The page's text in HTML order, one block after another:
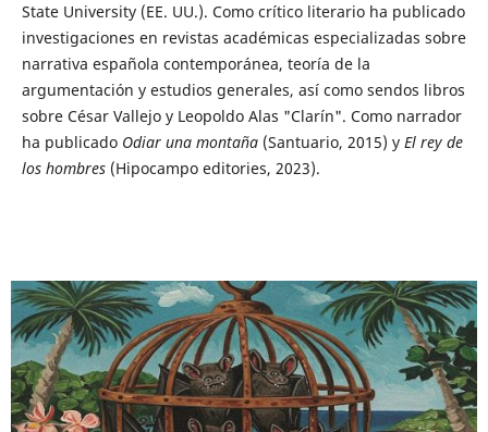
State University (EE. UU.). Como crítico literario ha publicado
investigaciones en revistas académicas especializadas sobre
narrativa española contemporánea, teoría de la
argumentación y estudios generales, así como sendos libros
sobre César Vallejo y Leopoldo Alas "Clarín". Como narrador
ha publicado Odiar una montaña(Santuario, 2015) y El rey de
los hombres(Hipocampo editories, 2023).